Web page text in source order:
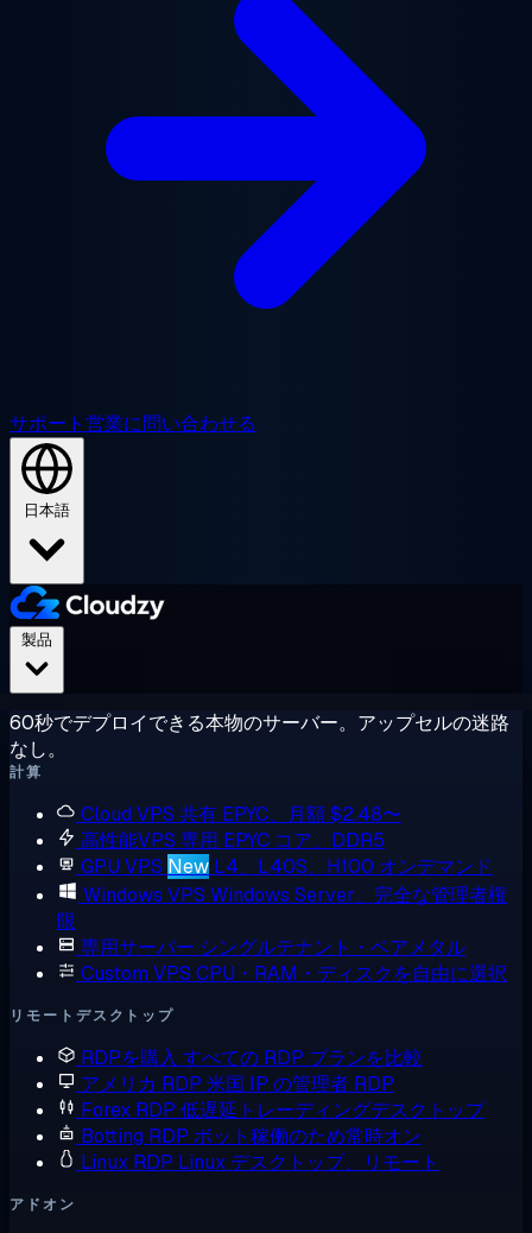
サポート営業に問い合わせる
日本語
60秒でデプロイできる本物のサーバー。アップセルの迷路
なし。
計算
Cloud VPS 共有 EPYC、月額 $2.48〜
高性能VPS 専用 EPYC コア、DDR5
GPU VPS New L4、L40S、H100 オンデマンド
Windows VPS Windows Server、完全な管理者権
限
専用サーバー シングルテナント・ベアメタル
Custom VPS CPU・RAM・ディスクを自由に選択
リモートデスクトップ
RDPを購入 すべての RDP プランを比較
アメリカ RDP 米国 IP の管理者 RDP
Forex RDP 低遅延トレーディングデスクトップ
Botting RDP ボット稼働のため常時オン
Linux RDP Linux デスクトップ、リモート
アドオン